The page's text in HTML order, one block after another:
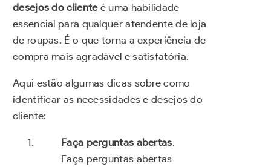
desejos do clienteé uma habilidade
essencial para qualquer atendente de loja
de roupas. É o que torna a experiência de
compra mais agradável e satisfatória.
Aqui estão algumas dicas sobre como
identificar as necessidades e desejos do
cliente:
Faça perguntas abertas.
Faça perguntas abertas